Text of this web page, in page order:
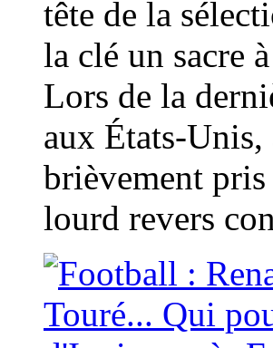
tête de la
la clé un sacre
Lors de la
aux États-Unis,
brièvement
lourd revers